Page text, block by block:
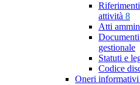
attività 8
Atti
gestionale
Statuti e
Codice
Oneri informativi